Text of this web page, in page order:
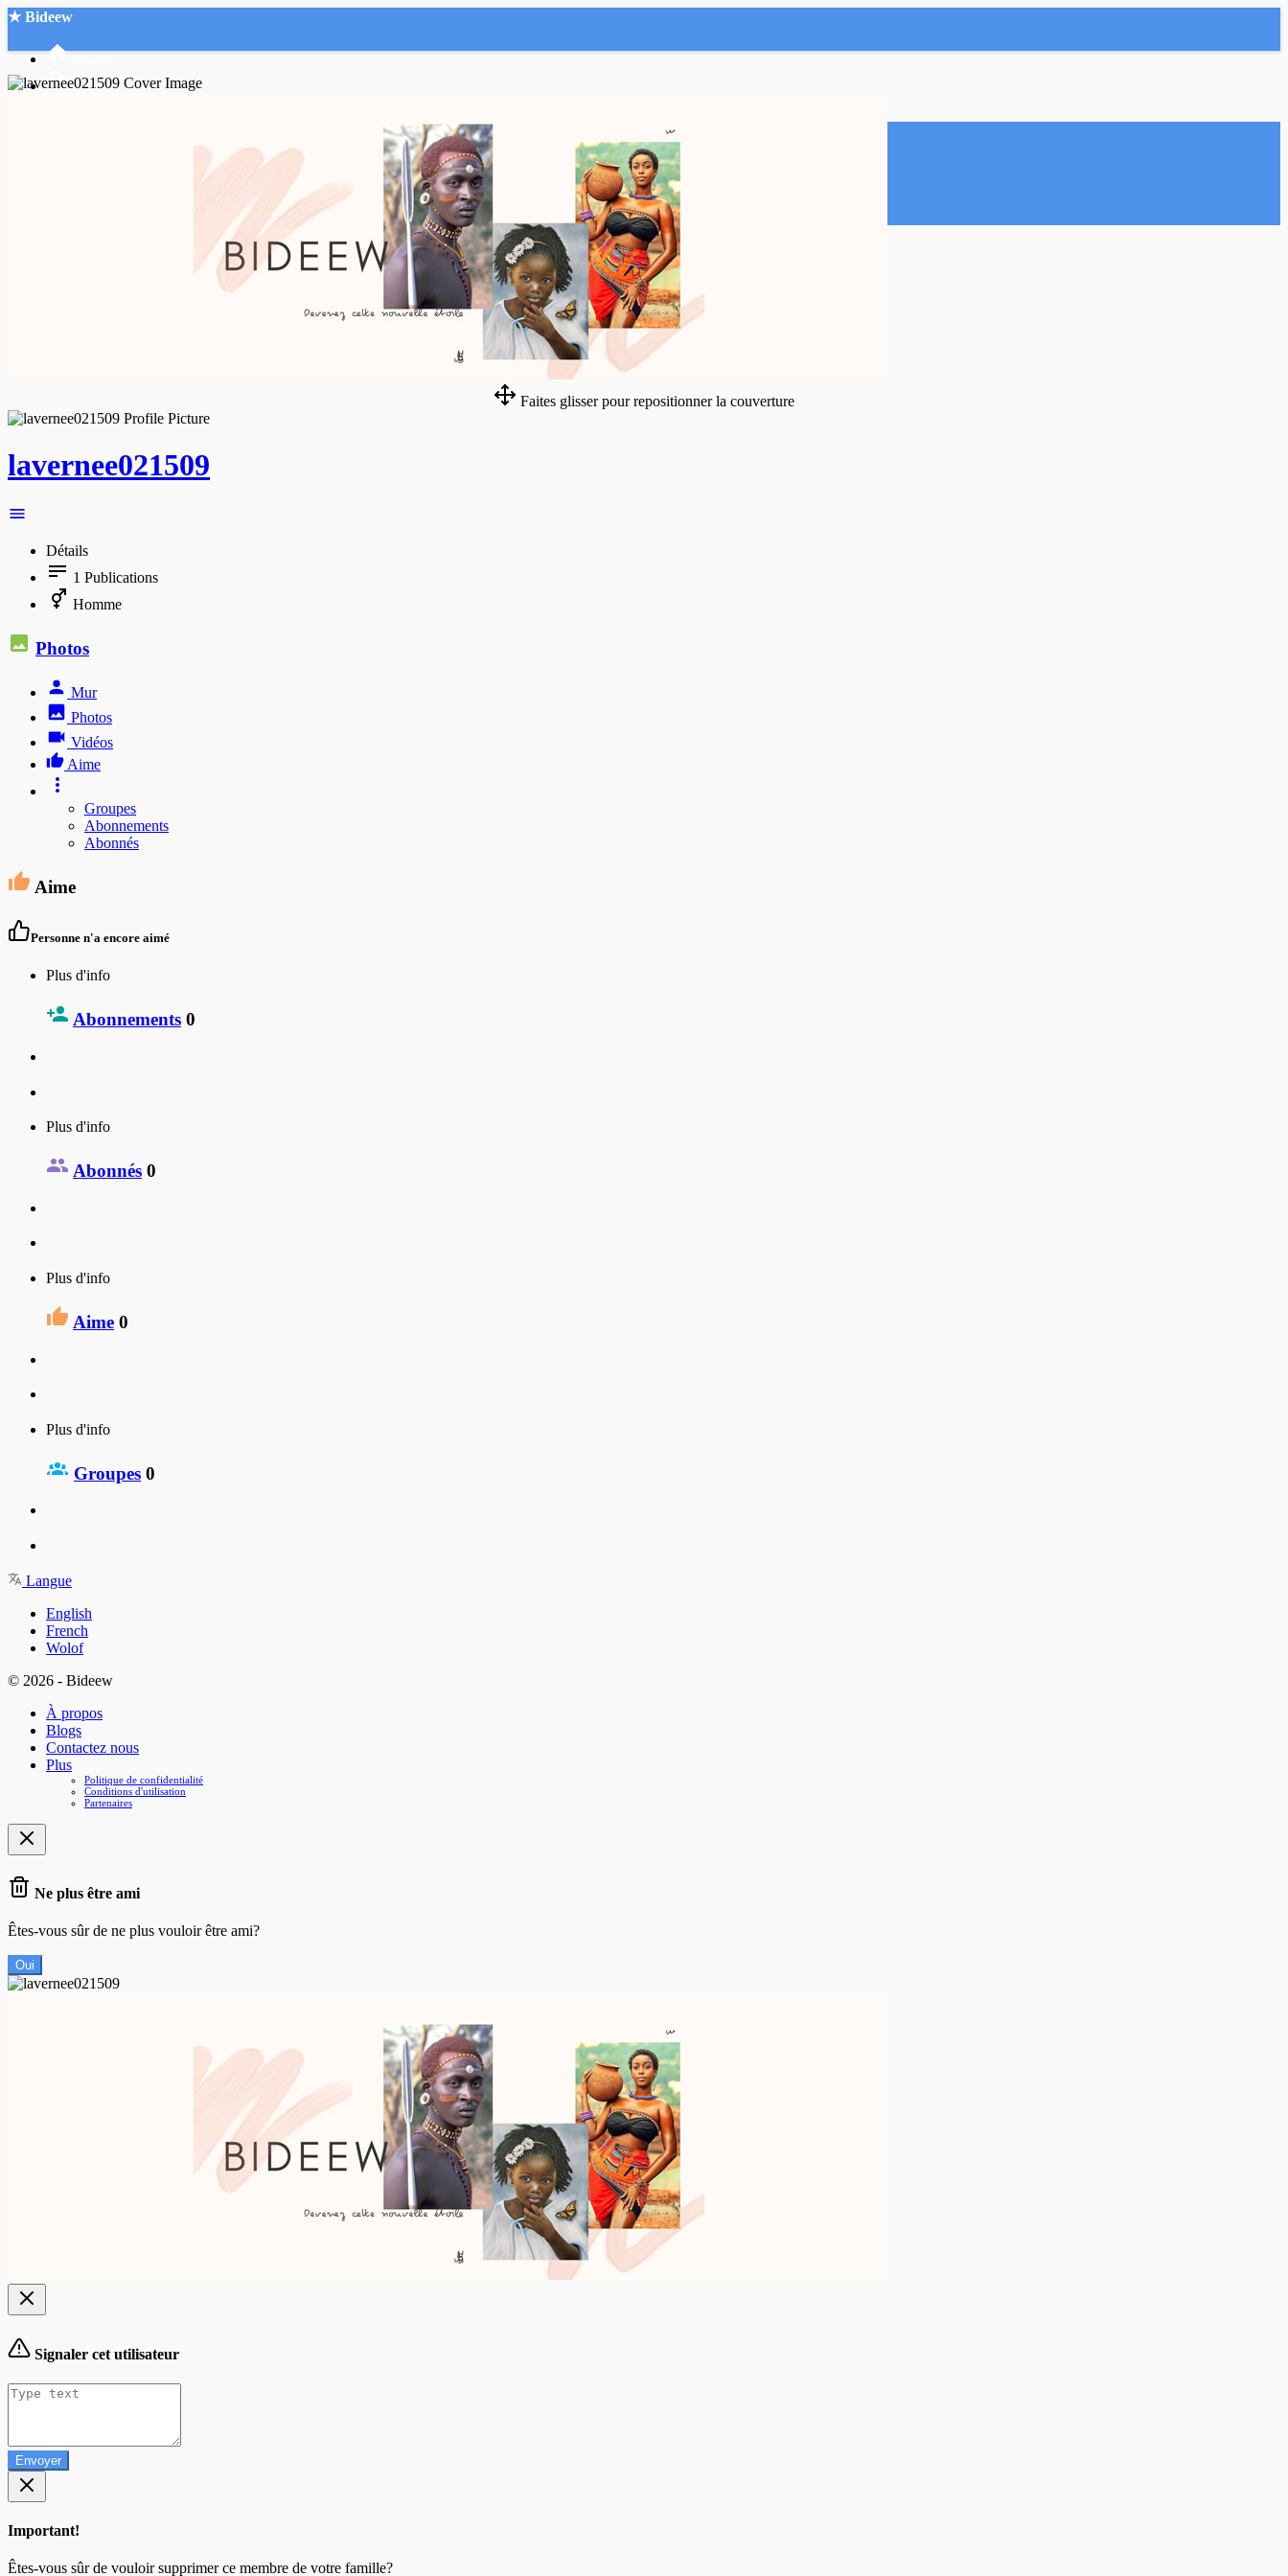
★ Bideew
Faites glisser pour repositionner la couverture
lavernee021509
Détails
1 Publications
Homme
Photos
Mur
Photos
Vidéos
Aime
Groupes
Abonnements
Abonnés
Aime
Personne n'a encore aimé
Plus d'info
Abonnements 0
Plus d'info
Abonnés 0
Plus d'info
Aime 0
Plus d'info
Groupes 0
Langue
English
French
Wolof
© 2026 - Bideew
À propos
Blogs
Contactez nous
Plus
Politique de confidentialité
Conditions d'utilisation
Partenaires
Ne plus être ami
Êtes-vous sûr de ne plus vouloir être ami?
Oui
Signaler cet utilisateur
Envoyer
Important!
Êtes-vous sûr de vouloir supprimer ce membre de votre famille?